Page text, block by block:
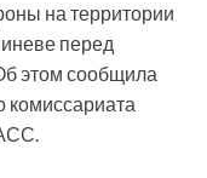
на территории
перед
этом сообщила
комиссариата